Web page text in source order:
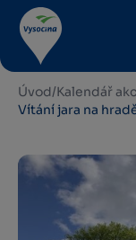
Úvod/Kalendář
Vítání jara na